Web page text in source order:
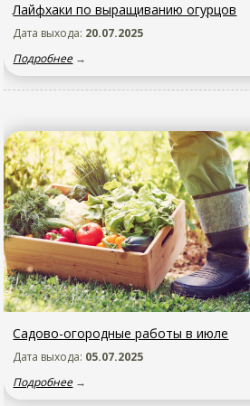
Лайфхаки по выращиванию огурцов
Дата выхода: 20.07.2025
Подробнее→
Садово-огородные работы в июле
Дата выхода: 05.07.2025
Подробнее→